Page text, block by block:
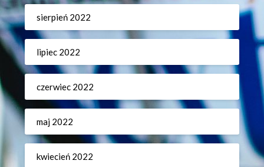
sierpień 2022
lipiec 2022
czerwiec 2022
maj 2022
kwiecień 2022